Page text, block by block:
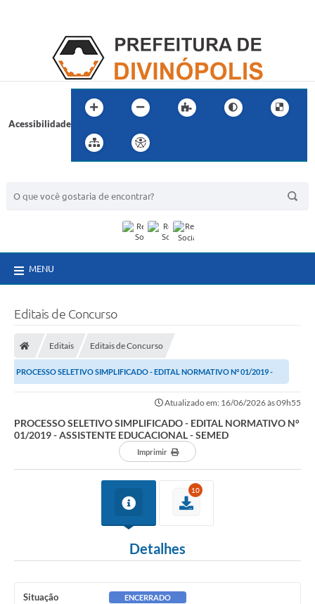
Acessibilidade
MENU
Editais de Concurso
Editais Editais de Concurso
PROCESSO SELETIVO SIMPLIFICADO - EDITAL NORMATIVO N° 01/2019 -
Atualizado em: 16/06/2026 às 09h55
PROCESSO SELETIVO SIMPLIFICADO - EDITAL NORMATIVO N°
01/2019 - ASSISTENTE EDUCACIONAL - SEMED
Imprimir
10
Detalhes
Situação ENCERRADO